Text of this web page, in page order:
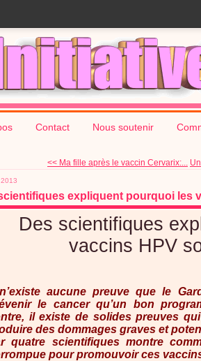
Contact Nous soutenir
<< Ma fille après le vaccin Cervarix:...
expliquent pourquoi les
Des scientifiques
vaccins HPV
aucune preuve que le
le cancer qu’un bon
il existe de solides preuves
des dommages graves et
quatre scientifiques montre
pour promouvoir ces